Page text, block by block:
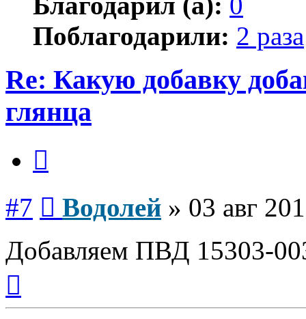
Поблагодарили: 2 раза
Re: Какую добавку
глянца
#7 Водолей » 03 авг
Добавляем ПВД 15303-
началу